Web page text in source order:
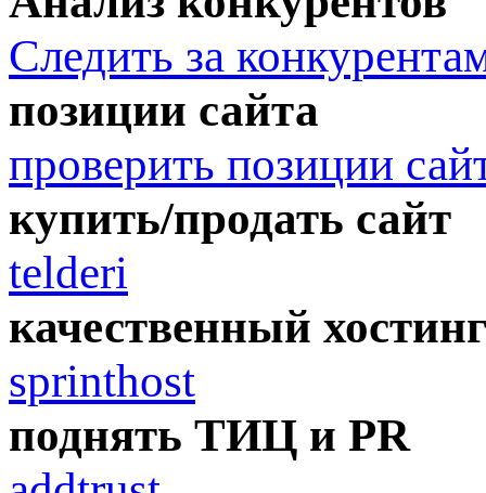
Следить за
позиции сайта
проверить позиции
купить/продать сайт
telderi
качественный
sprinthost
поднять ТИЦ и PR